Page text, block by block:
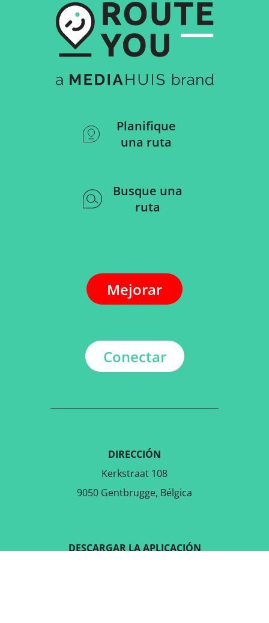
Planifique
una ruta
Busque una
ruta
Mejorar
Conectar
DIRECCIÓN
Kerkstraat 108
9050 Gentbrugge, Bélgica
DESCARGAR LA APLICACIÓN